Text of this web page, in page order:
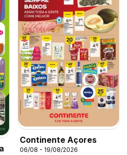
Continente Açores
06/08 - 19/08/2026